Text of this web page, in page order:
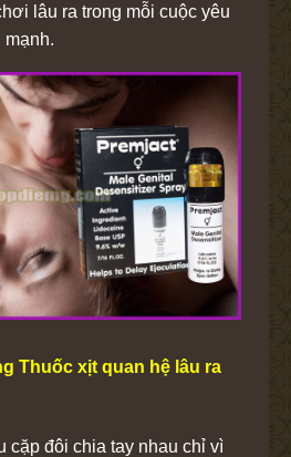
lâu ra trong mỗi cuộc yêu
mạnh.
Thuốc xịt quan hệ lâu ra
cặp đôi chia tay nhau chỉ vì